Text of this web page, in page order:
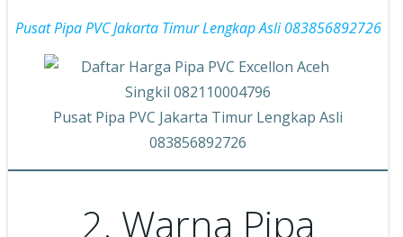
Pusat Pipa PVC Jakarta Timur Lengkap Asli 083856892726
Pusat Pipa PVC Jakarta Timur Lengkap Asli
083856892726
2. Warna Pipa